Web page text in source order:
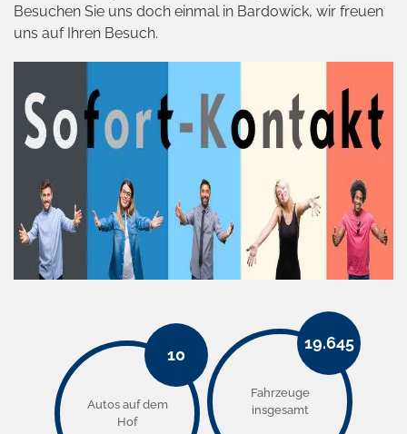
Besuchen Sie uns doch einmal in Bardowick, wir freuen
uns auf Ihren Besuch.
10
Autos auf dem
Hof
19.645
Fahrzeuge
insgesamt